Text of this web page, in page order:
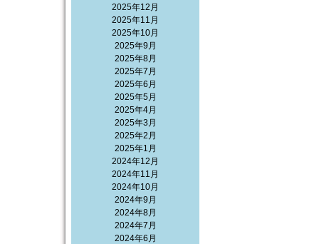
2025年12月
2025年11月
2025年10月
2025年9月
2025年8月
2025年7月
2025年6月
2025年5月
2025年4月
2025年3月
2025年2月
2025年1月
2024年12月
2024年11月
2024年10月
2024年9月
2024年8月
2024年7月
2024年6月